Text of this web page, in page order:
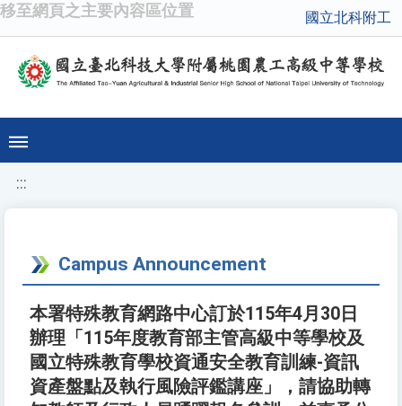
移至網頁之主要內容區位置 國立北科附工
:::
Campus Announcement
本署特殊教育網路中心訂於115年4月30日
辦理「115年度教育部主管高級中等學校及
國立特殊教育學校資通安全教育訓練-資訊
資產盤點及執行風險評鑑講座」，請協助轉